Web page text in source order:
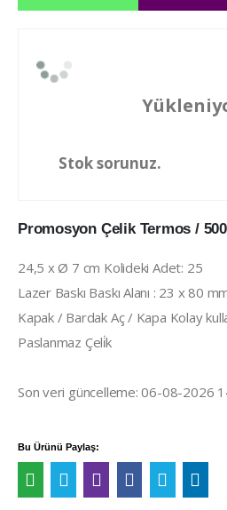
Stok sorunuz.
Promosyon Çelik Termos /
24,5 x Ø 7 cm Kolideki Adet: 25
Lazer Baskı Baskı Alanı : 23 x 80
Kapak / Bardak Aç / Kapa Kolay
Paslanmaz Çeli̇k
Son veri güncelleme: 06-08-2026
Bu Ürünü Paylaş: